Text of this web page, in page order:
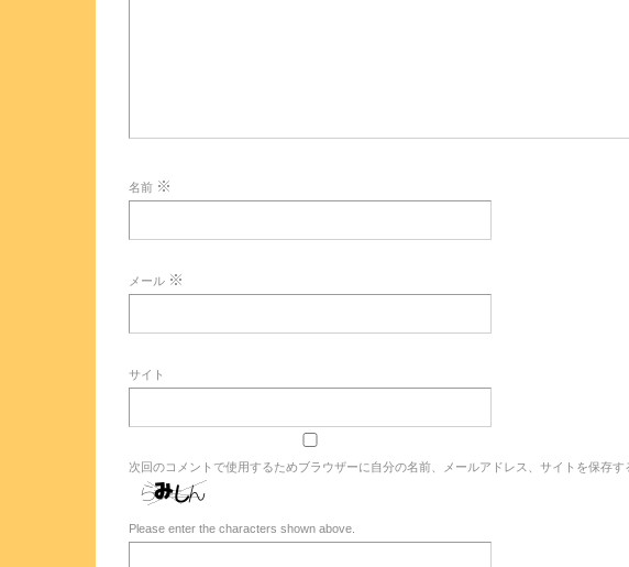
名前 ※
メール ※
サイト
次回のコメントで使用するためブラウザーに自分の名前、メールアドレス、サイトを保存す
Please enter the characters shown above.